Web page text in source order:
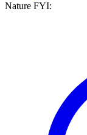
Nature FYI: